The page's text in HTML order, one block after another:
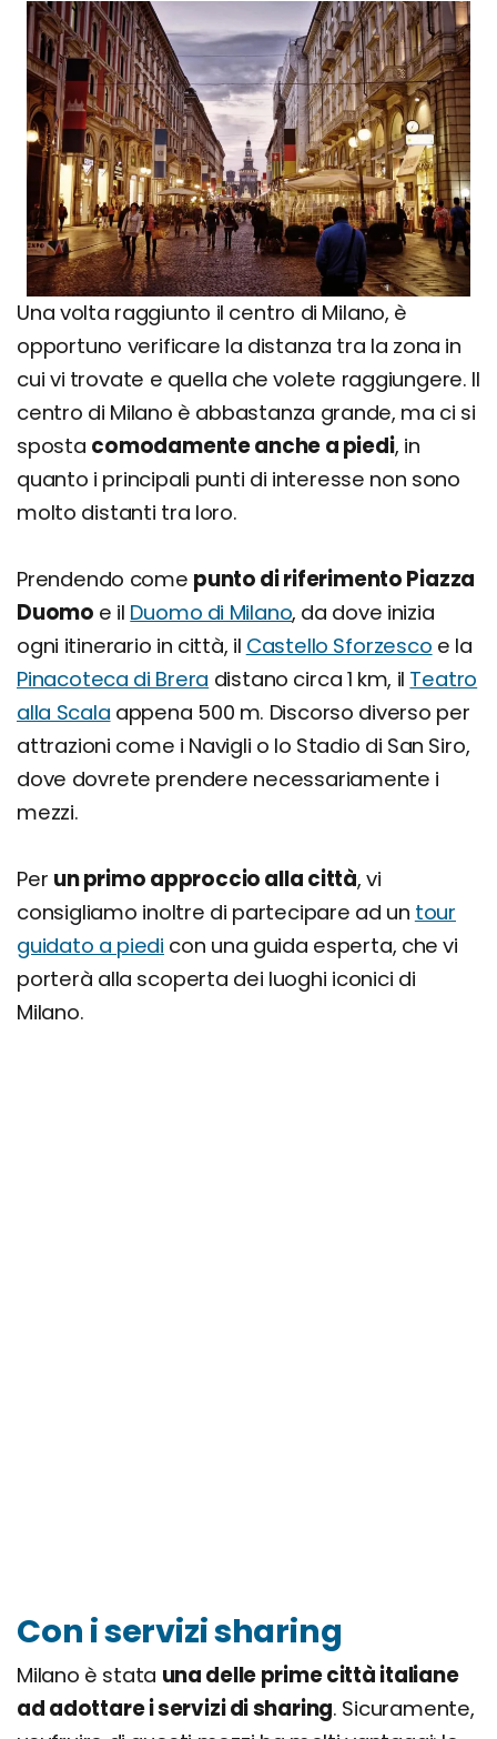
Una volta raggiunto il centro di Milano, è
opportuno verificare la distanza tra la zona in
cui vi trovate e quella che volete raggiungere. Il
centro di Milano è abbastanza grande, ma ci si
sposta comodamente anche a piedi, in
quanto i principali punti di interesse non sono
molto distanti tra loro.
Prendendo come punto di riferimento Piazza
Duomo e il Duomo di Milano, da dove inizia
ogni itinerario in città, il Castello Sforzesco e la
Pinacoteca di Brera distano circa 1 km, il Teatro
alla Scala appena 500 m. Discorso diverso per
attrazioni come i Navigli o lo Stadio di San Siro,
dove dovrete prendere necessariamente i
mezzi.
Per un primo approccio alla città, vi
consigliamo inoltre di partecipare ad un tour
guidato a piedi con una guida esperta, che vi
porterà alla scoperta dei luoghi iconici di
Milano.
Con i servizi sharing
Milano è stata una delle prime città italiane
ad adottare i servizi di sharing. Sicuramente,